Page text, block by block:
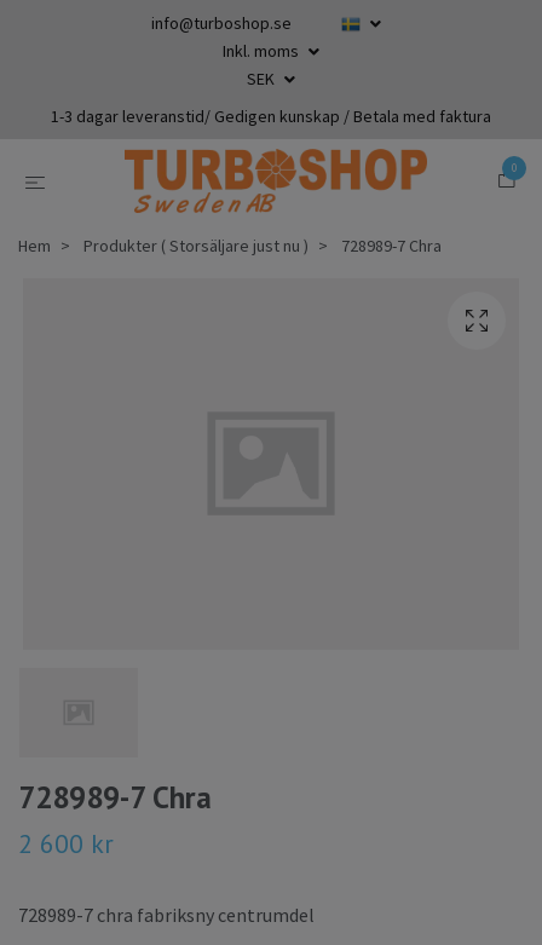
info@turboshop.se
Inkl. moms
SEK
1-3 dagar leveranstid/ Gedigen kunskap / Betala med faktura
0
Hem Produkter ( Storsäljare just nu ) 728989-7 Chra
728989-7 Chra
2 600 kr
728989-7 chra fabriksny centrumdel